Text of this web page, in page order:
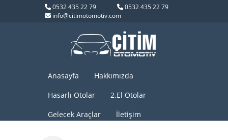
0532 435 22 79
0532 435 22 79
info@citimotomotiv.com
Anasayfa
Hakkımızda
Hasarlı Otolar
2.El Otolar
Gelecek Araçlar
İletişim